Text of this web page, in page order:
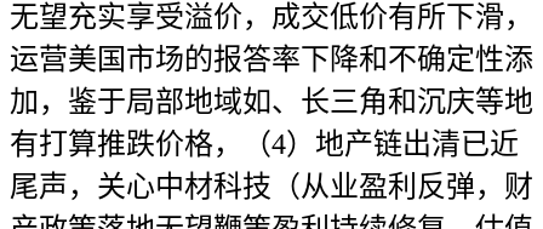
无望充实享受溢价，成交低价有所下滑，
运营美国市场的报答率下降和不确定性添
加，鉴于局部地域如、长三角和沉庆等地
有打算推跌价格，（4）地产链出清已近
尾声，关心中材科技（从业盈利反弹，财